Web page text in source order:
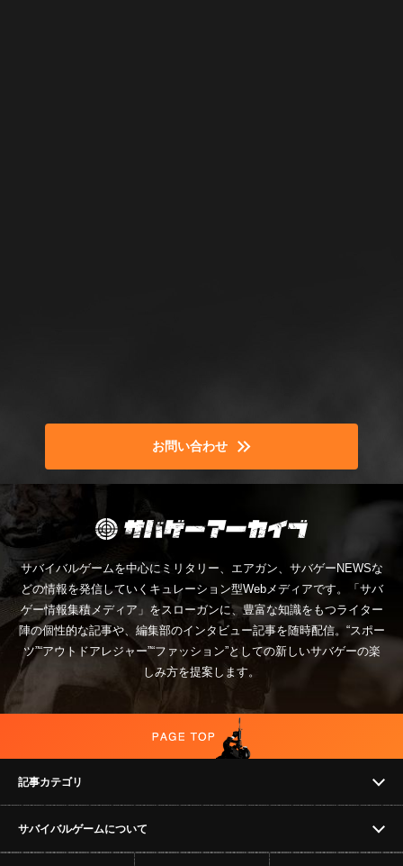
お問い合わせ
サバイバルゲームを中心にミリタリー、エアガン、サバゲーNEWSな
どの情報を発信していくキュレーション型Webメディアです。「サバ
ゲー情報集積メディア」をスローガンに、豊富な知識をもつライター
陣の個性的な記事や、編集部のインタビュー記事を随時配信。“スポー
ツ”“アウトドアレジャー”“ファッション”としての新しいサバゲーの楽
しみ方を提案します。
記事カテゴリ
NEWS
サバイバルゲームについて